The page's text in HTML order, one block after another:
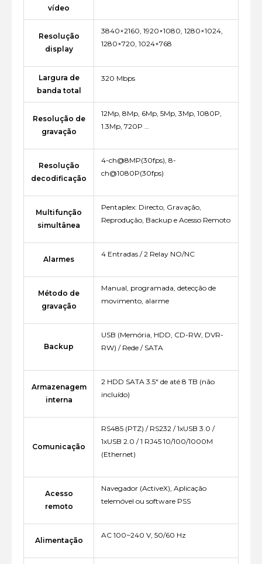
vídeo
Resolução
display
3840×2160, 1920×1080, 1280×1024,
1280×720, 1024×768
Largura de
banda total
320 Mbps
Resolução de
gravação
12Mp, 8Mp, 6Mp, 5Mp, 3Mp, 1080P,
1.3Mp, 720P …
Resolução
decodificação
4-ch@8MP(30fps), 8-
ch@1080P(30fps)
Multifunção
simultânea
Pentaplex: Directo, Gravação,
Reprodução, Backup e Acesso Remoto
Alarmes
4 Entradas / 2 Relay NO/NC
Método de
gravação
Manual, programada, detecção de
movimento, alarme
Backup
USB (Memória, HDD, CD-RW, DVR-
RW) / Rede / SATA
Armazenagem
interna
2 HDD SATA 3.5" de até 8 TB (não
incluído)
Comunicação
RS485 (PTZ) / RS232 / 1xUSB 3.0 /
1xUSB 2.0 / 1 RJ45 10/100/1000M
(Ethernet)
Acesso
remoto
Navegador (ActiveX), Aplicação
telemóvel ou software PSS
Alimentação
AC 100~240 V, 50/60 Hz